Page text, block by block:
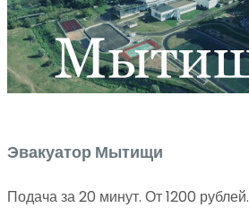
Эвакуатор Мытищи
Подача за 20 минут. От 1200 рублей.